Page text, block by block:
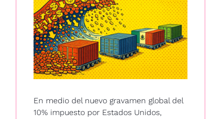
En medio del nuevo gravamen global del
10% impuesto por Estados Unidos,